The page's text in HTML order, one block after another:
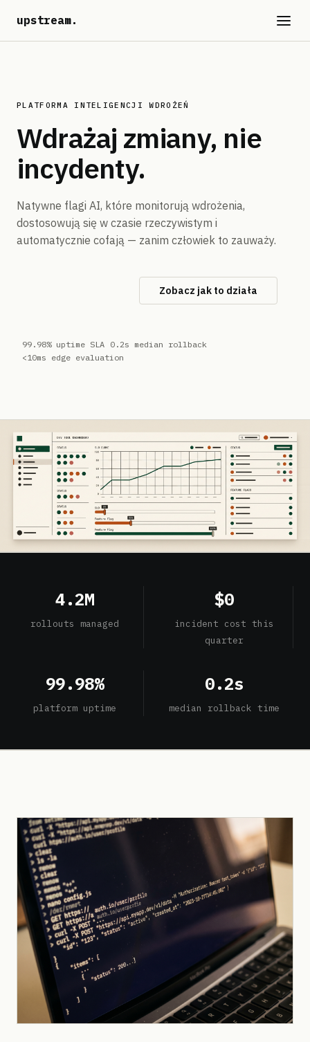
upstream.
PLATFORMA INTELIGENCJI WDROŻEŃ
Wdrażaj zmiany, nie
incydenty.
Natywne flagi AI, które monitorują wdrożenia,
dostosowują się w czasie rzeczywistym i
automatycznie cofają — zanim człowiek to zauważy.
Zobacz jak to działa
99.98% uptime SLA 0.2s median rollback
<10ms edge evaluation
4.2M
rollouts managed
$0
incident cost this
quarter
99.98%
platform uptime
0.2s
median rollback time